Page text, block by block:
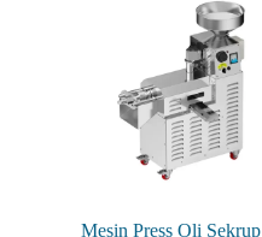
Mesin Press Oli Sekrup